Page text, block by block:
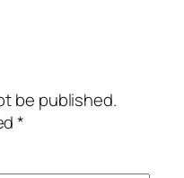
be published.
*